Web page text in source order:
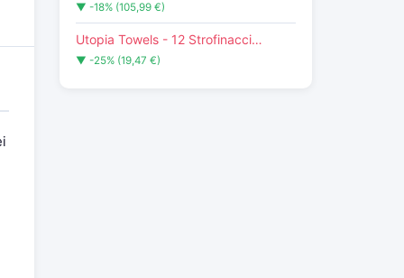
▼ -18% (105,99 €)
Utopia Towels - 12 Strofinacci…
▼ -25% (19,47 €)